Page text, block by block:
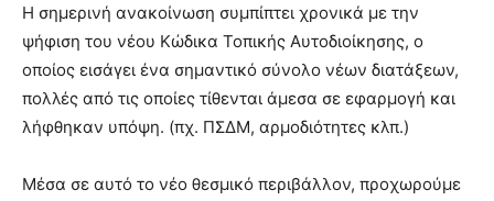
Η σημερινή ανακοίνωση συμπίπτει χρονικά με την
ψήφιση του νέου Κώδικα Τοπικής Αυτοδιοίκησης, ο
οποίος εισάγει ένα σημαντικό σύνολο νέων διατάξεων,
πολλές από τις οποίες τίθενται άμεσα σε εφαρμογή και
λήφθηκαν υπόψη. (πχ. ΠΣΔΜ, αρμοδιότητες κλπ.)
Μέσα σε αυτό το νέο θεσμικό περιβάλλον, προχωρούμε